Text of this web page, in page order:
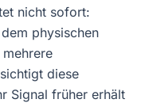
nicht sofort:
physischen
diese
Signal früher erhält